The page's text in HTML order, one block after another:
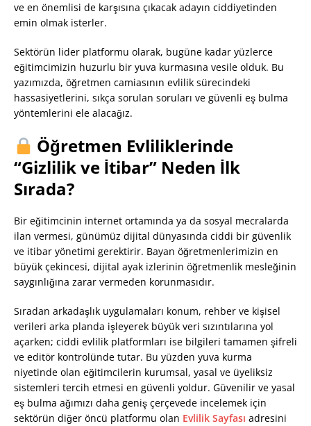
ve en önemlisi de karşısına çıkacak adayın ciddiyetinden
emin olmak isterler.
Sektörün lider platformu olarak, bugüne kadar yüzlerce
eğitimcimizin huzurlu bir yuva kurmasına vesile olduk. Bu
yazımızda, öğretmen camiasının evlilik sürecindeki
hassasiyetlerini, sıkça sorulan soruları ve güvenli eş bulma
yöntemlerini ele alacağız.
Öğretmen Evliliklerinde
“Gizlilik ve İtibar” Neden İlk
Sırada?
Bir eğitimcinin internet ortamında ya da sosyal mecralarda
ilan vermesi, günümüz dijital dünyasında ciddi bir güvenlik
ve itibar yönetimi gerektirir. Bayan öğretmenlerimizin en
büyük çekincesi, dijital ayak izlerinin öğretmenlik mesleğinin
saygınlığına zarar vermeden korunmasıdır.
Sıradan arkadaşlık uygulamaları konum, rehber ve kişisel
verileri arka planda işleyerek büyük veri sızıntılarına yol
açarken; ciddi evlilik platformları ise bilgileri tamamen şifreli
ve editör kontrolünde tutar. Bu yüzden yuva kurma
niyetinde olan eğitimcilerin kurumsal, yasal ve üyeliksiz
sistemleri tercih etmesi en güvenli yoldur. Güvenilir ve yasal
eş bulma ağımızı daha geniş çerçevede incelemek için
sektörün diğer öncü platformu olan Evlilik Sayfası adresini